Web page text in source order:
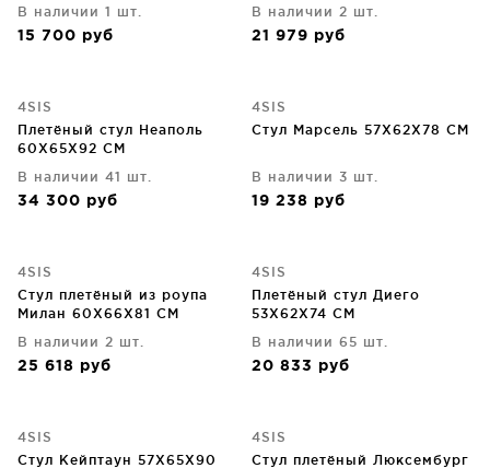
В наличии 1 шт.
15 700 руб
В наличии 2 шт.
21 979 руб
4SIS
Плетёный стул Неаполь
60X65X92 CM
В наличии 41 шт.
34 300 руб
4SIS
Стул Марсель 57X62X78 CM
В наличии 3 шт.
19 238 руб
4SIS
Стул плетёный из роупа
Милан 60X66X81 CM
В наличии 2 шт.
25 618 руб
4SIS
Плетёный стул Диего
53X62X74 CM
В наличии 65 шт.
20 833 руб
4SIS
Стул Кейптаун 57X65X90
4SIS
Стул плетёный Люксембург